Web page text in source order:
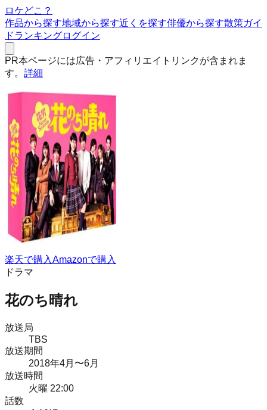
ロケどこ？
作品から探す地域から探す近くを探す俳優から探す散策ガイ
ドランキングログイン
PR本ページには広告・アフィリエイトリンクが含まれま
す。 詳細
楽天で購入Amazonで購入
ドラマ
花のち晴れ
放送局
TBS
放送期間
2018年4月 〜6月
放送時間
火曜 22:00
話数